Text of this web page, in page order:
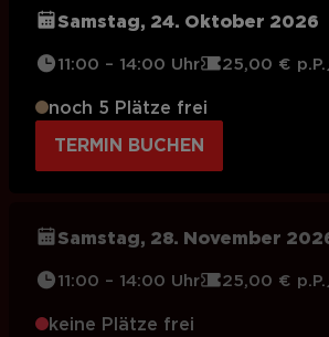
Samstag, 24. Oktober 2026
11:00 – 14:00 Uhr 25,00 € p.P.
noch 5 Plätze frei
TERMIN BUCHEN
Samstag, 28. November
11:00 – 14:00 Uhr 25,00 € p.P.
keine Plätze frei